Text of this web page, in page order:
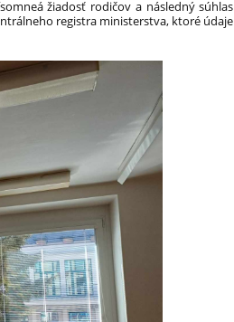
žiadosť rodičov a následný súhlas
registra ministerstva, ktoré údaje